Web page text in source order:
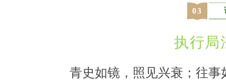
03
执行局
青史如镜，照见兴衰；往